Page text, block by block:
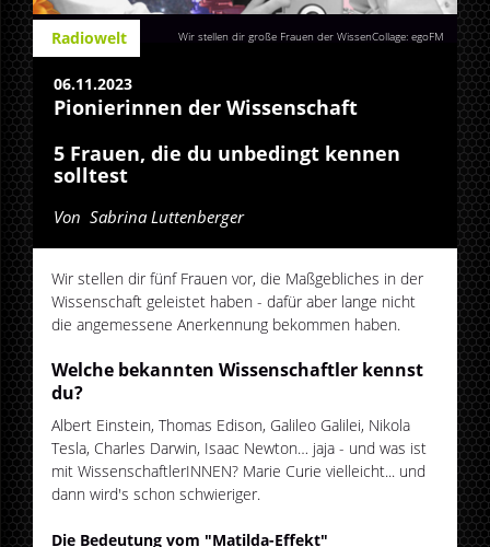
Wir stellen dir große Frauen der WissenCollage: egoFM
Radiowelt
06.11.2023
Pionierinnen der Wissenschaft
5 Frauen, die du unbedingt kennen
solltest
Von Sabrina Luttenberger
Wir stellen dir fünf Frauen vor, die Maßgebliches in der
Wissenschaft geleistet haben - dafür aber lange nicht
die angemessene Anerkennung bekommen haben.
Welche bekannten Wissenschaftler kennst
du?
Albert Einstein, Thomas Edison, Galileo Galilei, Nikola
Tesla, Charles Darwin, Isaac Newton… jaja - und was ist
mit WissenschaftlerINNEN? Marie Curie vielleicht... und
dann wird's schon schwieriger.
Die Bedeutung vom "Matilda-Effekt"